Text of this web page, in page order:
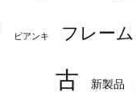
ビアンキ フレーム
古
新製品